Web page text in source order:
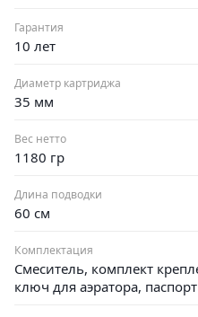
Гарантия
10 лет
Диаметр картриджа
35 мм
Вес нетто
1180 гр
Длина подводки
60 см
Комплектация
Смеситель, комплект
ключ для аэратора, паспорт